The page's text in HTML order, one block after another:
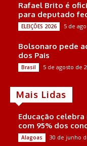
Rafael Brito é
para deputado
ELEIÇÕES 2026 5 de
Bolsonaro pede
dos Pais
Brasil 5 de agosto de
Mais Lidas
Educação
com 95% dos
Alagoas 30 de junho